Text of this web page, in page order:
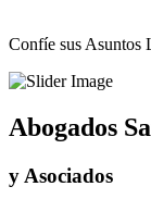
Confíe sus Asuntos
Abogados
y Asociados